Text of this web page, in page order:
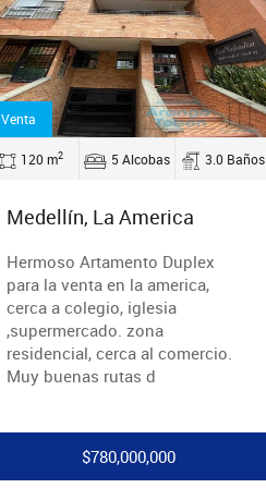
Arriendo
150 m2 3 Alcobas 4.0 Baños
Medellín, El Tesoro
¡Arriendo apartamento en El
Tesoro!Vive en uno de los
sectores más exclusivos y
tranquilos de Medellín. Este
hermoso apartamento de 150
m², ubicado en
$8,700,000